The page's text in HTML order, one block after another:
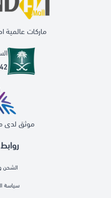
الشحن
سياسة
ماركات عالمية
موثق لدى